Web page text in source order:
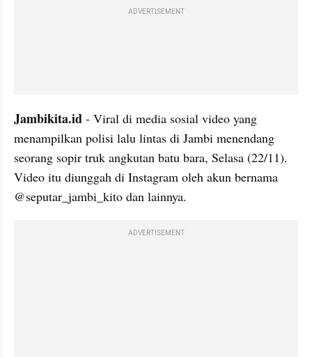
ADVERTISEMENT
Jambikita.id - Viral di media sosial video yang
menampilkan polisi lalu lintas di Jambi menendang
seorang sopir truk angkutan batu bara, Selasa (22/11).
Video itu diunggah di Instagram oleh akun bernama
@seputar_jambi_kito dan lainnya.
ADVERTISEMENT